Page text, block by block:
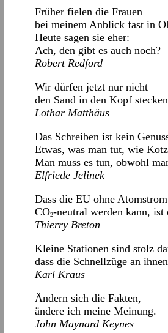
Früher fielen die Frauen
bei meinem Anblick fast in
Heute sagen sie eher:
Ach, den gibt es auch noch?
Robert Redford
Wir dürfen jetzt nur nicht
den Sand in den Kopf
Lothar Matthäus
Das Schreiben ist kein
Etwas, was man tut, wie
Man muss es tun, obwohl
Elfriede Jelinek
Dass die EU ohne Atomstrom
CO2-neutral werden kann, ist
Thierry Breton
Kleine Stationen sind stolz
dass die Schnellzüge an
Karl Kraus
Ändern sich die Fakten,
ändere ich meine Meinung.
John Maynard Keynes